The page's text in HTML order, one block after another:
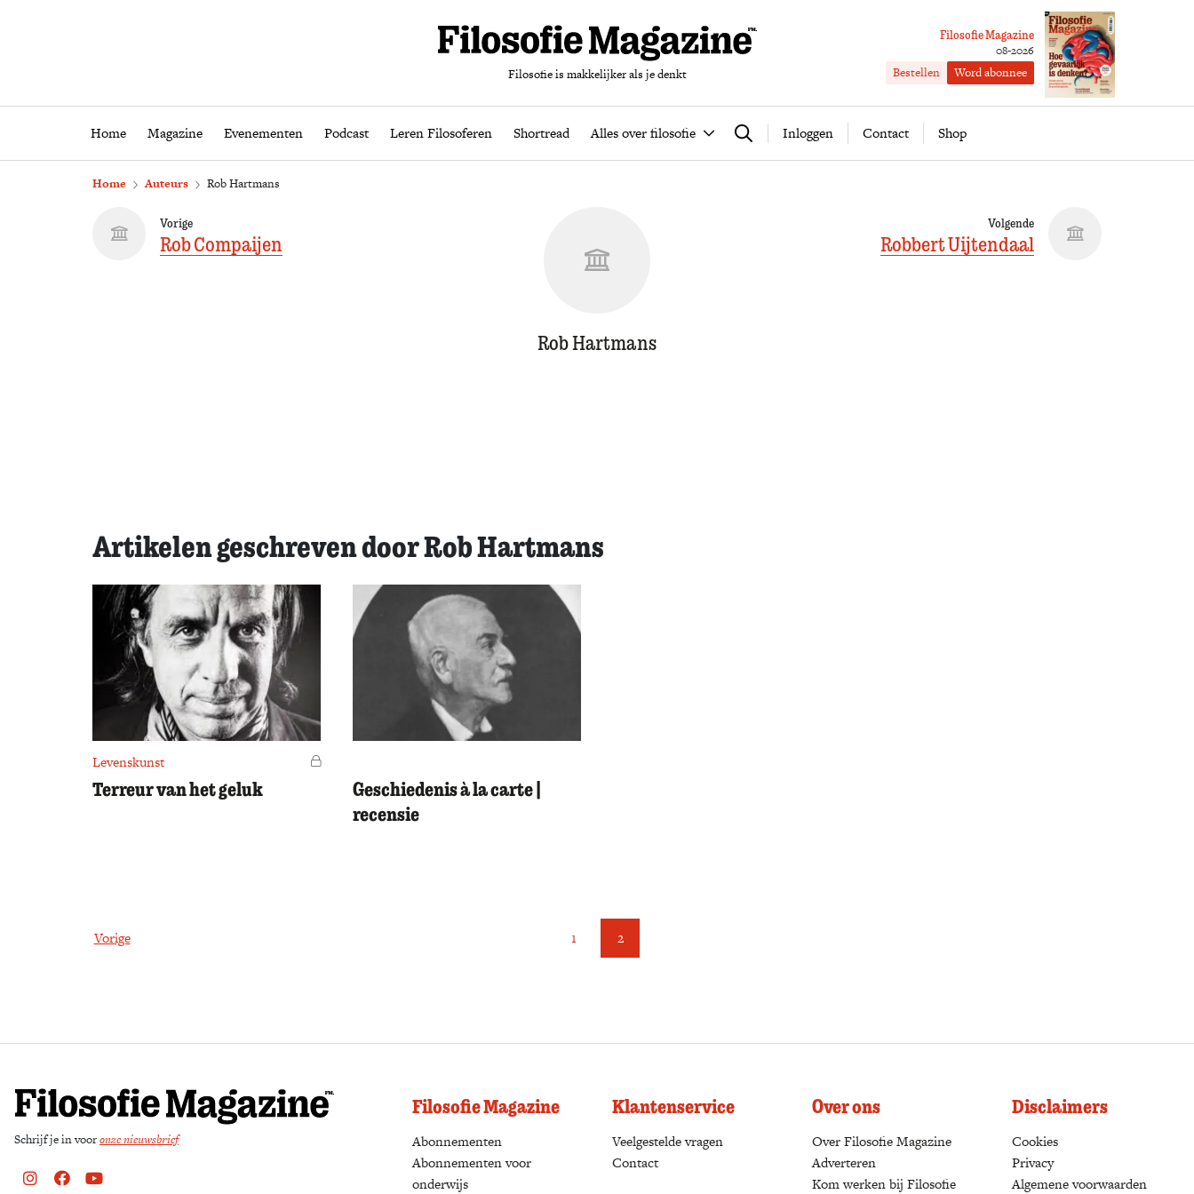
Filosofie is makkelijker als je denkt
Filosofie Magazine
08-2026
Bestellen Word abonnee
Home Magazine Evenementen Podcast Leren Filosoferen Shortread Alles over filosofie Zoeken Inloggen Contact Shop
Home Magazine Evenementen Podcast Leren Filosoferen Shortread Alles over filosofie Word abonnee
Home Auteurs Rob Hartmans
Vorige
Rob Compaijen
Rob Hartmans
Volgende
Robbert Uijtendaal
Artikelen geschreven door Rob Hartmans
Levenskunst Voor leden
Terreur van het geluk
Geschiedenis à la carte |
recensie
Vorige 1 2
Schrijf je in vooronze nieuwsbrief
Instagram
FacebookYoutube
Filosofie Magazine
Abonnementen (opens in a new tab)
Abonnementen voor
onderwijs
Klantenservice
Veelgestelde vragen
Contact
Over ons
Over Filosofie Magazine
Adverteren
Kom werken bij Filosofie
Disclaimers
Cookies
Privacy
Algemene voorwaarden